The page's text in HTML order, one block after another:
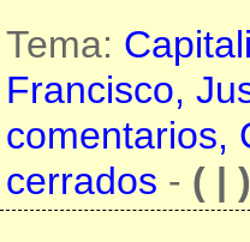
Tema:
Francisco,
comentarios,
cerrados - ( | )